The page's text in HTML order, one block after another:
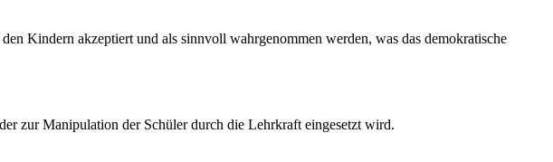
Kindern akzeptiert und als sinnvoll wahrgenommen werden, was das demokratische
zur Manipulation der Schüler durch die Lehrkraft eingesetzt wird.